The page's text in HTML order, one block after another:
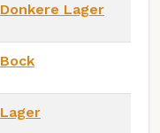
Donkere Lager
Bock
Lager